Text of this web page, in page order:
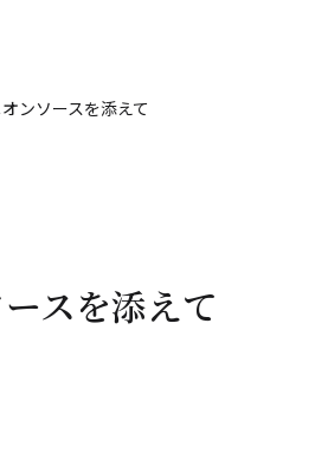
ンソースを添えて
スを添えて